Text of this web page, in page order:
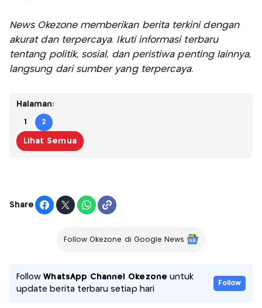
News Okezone memberikan berita terkini dengan
akurat dan terpercaya. Ikuti informasi terbaru
tentang politik, sosial, dan peristiwa penting lainnya,
langsung dari sumber yang terpercaya.
Halaman:
1 2
Lihat Semua
Share
Follow Okezone di Google News
FollowWhatsApp Channel Okezone untuk
update berita terbaru setiap hari
Follow